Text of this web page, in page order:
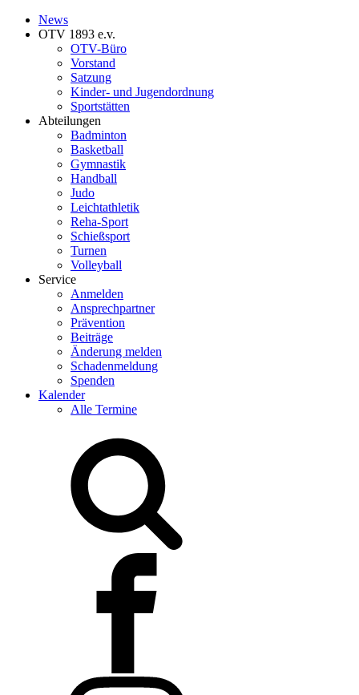
News
OTV 1893 e.v.
OTV-Büro
Vorstand
Satzung
Kinder- und Jugendordnung
Sportstätten
Abteilungen
Badminton
Basketball
Gymnastik
Handball
Judo
Leichtathletik
Reha-Sport
Schießsport
Turnen
Volleyball
Service
Anmelden
Ansprechpartner
Prävention
Beiträge
Änderung melden
Schadenmeldung
Spenden
Kalender
Alle Termine